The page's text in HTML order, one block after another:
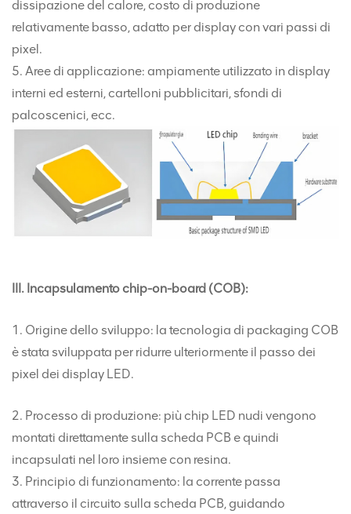
dissipazione del calore, costo di produzione
relativamente basso, adatto per display con vari passi di
pixel.
5. Aree di applicazione: ampiamente utilizzato in display
interni ed esterni, cartelloni pubblicitari, sfondi di
palcoscenici, ecc.
III. Incapsulamento chip-on-board (COB):
1. Origine dello sviluppo: la tecnologia di packaging COB
è stata sviluppata per ridurre ulteriormente il passo dei
pixel dei display LED.
2. Processo di produzione: più chip LED nudi vengono
montati direttamente sulla scheda PCB e quindi
incapsulati nel loro insieme con resina.
3. Principio di funzionamento: la corrente passa
attraverso il circuito sulla scheda PCB, guidando